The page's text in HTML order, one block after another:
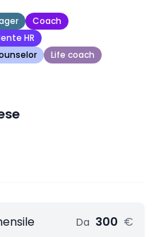
Coach
HR
Life coach
Da 300 €